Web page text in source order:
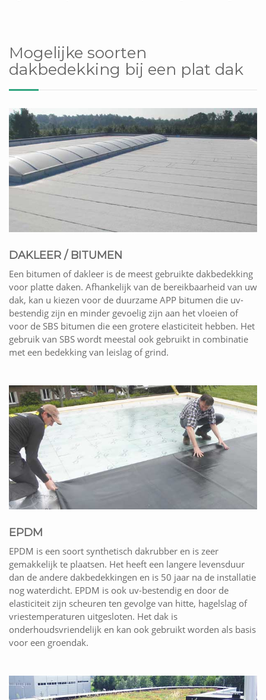
Mogelijke soorten
dakbedekking bij een plat dak
DAKLEER / BITUMEN
Een bitumen of dakleer is de meest gebruikte dakbedekking
voor platte daken. Afhankelijk van de bereikbaarheid van uw
dak, kan u kiezen voor de duurzame APP bitumen die uv-
bestendig zijn en minder gevoelig zijn aan het vloeien of
voor de SBS bitumen die een grotere elasticiteit hebben. Het
gebruik van SBS wordt meestal ook gebruikt in combinatie
met een bedekking van leislag of grind.
EPDM
EPDM is een soort synthetisch dakrubber en is zeer
gemakkelijk te plaatsen. Het heeft een langere levensduur
dan de andere dakbedekkingen en is 50 jaar na de installatie
nog waterdicht. EPDM is ook uv-bestendig en door de
elasticiteit zijn scheuren ten gevolge van hitte, hagelslag of
vriestemperaturen uitgesloten. Het dak is
onderhoudsvriendelijk en kan ook gebruikt worden als basis
voor een groendak.